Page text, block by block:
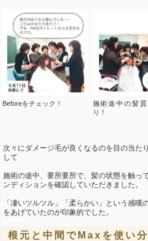
Beforeをチェック！
施術途中の髪質
り！
次々にダメージ毛が良くなるのを目の当た
して
施術の途中、要所要所で、髪の状態を触っ
ンディションを確認していただきました。
「凄いツルツル」「柔らかい」という感嘆
をあげていたのが印象的でした。
根元と中間でMaxを使い